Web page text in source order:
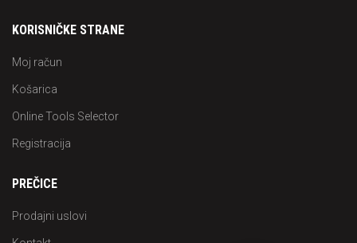
KORISNIČKE STRANE
Moj račun
Košarica
Online Tools Selector
Registracija
PREČICE
Prodajni uslovi